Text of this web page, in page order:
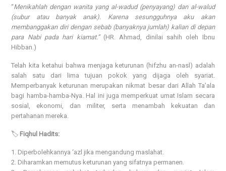
“Menikahlah dengan wanita yang al-wadud (penyayang) dan al-walud
(subur atau banyak anak). Karena sesungguhnya aku akan
membanggakan diri dengan sebab (banyaknya jumlah) kalian di depan
para Nabi pada hari kiamat.” (HR. Ahmad, dinilai sahih oleh Ibnu
Hibban.)
Telah kita ketahui bahwa menjaga keturunan (hifzhu an-nasl) adalah
salah satu dari lima tujuan pokok yang dijaga oleh syariat.
Memperbanyak keturunan merupakan nikmat besar dari Allah Ta’ala
bagi hamba-hamba-Nya. Hal ini juga memperkuat umat Islam secara
sosial, ekonomi, dan militer, serta menambah kekuatan dan
pertahanan mereka.
🏷️ Fiqhul Hadits:
1. Diperbolehkannya ‘azl jika mengandung maslahat.
2. Diharamkan memutus keturunan yang sifatnya permanen.